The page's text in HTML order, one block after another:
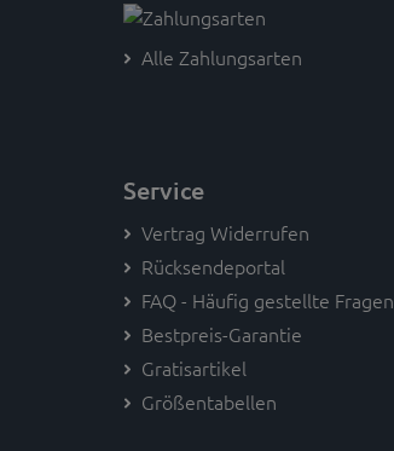
Alle Zahlungsarten
Service
Vertrag Widerrufen
Rücksendeportal
FAQ - Häufig gestellte Fragen
Bestpreis-Garantie
Gratisartikel
Größentabellen